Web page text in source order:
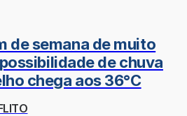
de semana de muito
de chuva
chega aos 36°C